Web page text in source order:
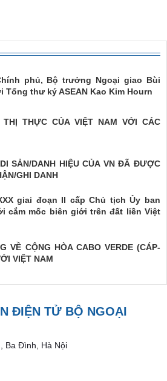
phủ, Bộ trưởng Ngoại giao Bùi
Tổng thư ký ASEAN Kao Kim Hourn
THỊ THỰC CỦA VIỆT NAM VỚI CÁC
SẢN/DANH HIỆU CỦA VN ĐÃ ĐƯỢC
GHI DANH
giai đoạn II cấp Chủ tịch Ủy ban
cắm mốc biên giới trên đất liền Việt
VỀ CỘNG HÒA CABO VERDE (CÁP-
VIỆT NAM
ĐIỆN TỬ BỘ NGOẠI
Ba Đình, Hà Nội